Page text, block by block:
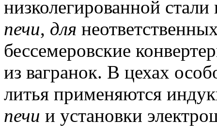
низколегированной
печи, для
бессемеровские
из вагранок. В цехах
литья применяются
печи и установки